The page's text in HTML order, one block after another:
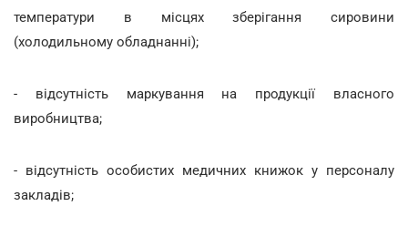
температури в місцях зберігання сировини
(холодильному обладнанні);
- відсутність маркування на продукції власного
виробництва;
- відсутність особистих медичних книжок у персоналу
закладів;